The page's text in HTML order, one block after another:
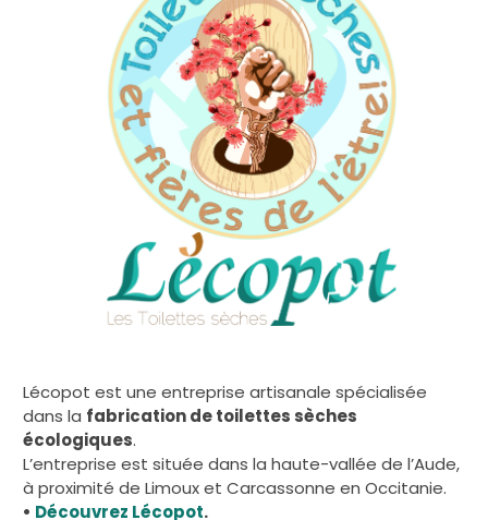
Lécopot est une entreprise artisanale spécialisée
dans la fabrication de toilettes sèches
écologiques.
L’entreprise est située dans la haute-vallée de l’Aude,
à proximité de Limoux et Carcassonne en Occitanie.
• Découvrez Lécopot.